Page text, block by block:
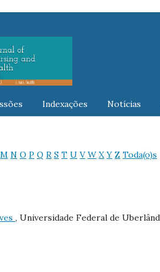
Indexações Notícias
M N O P Q R S T U V W X Y Z Toda(o)s
, Universidade Federal de